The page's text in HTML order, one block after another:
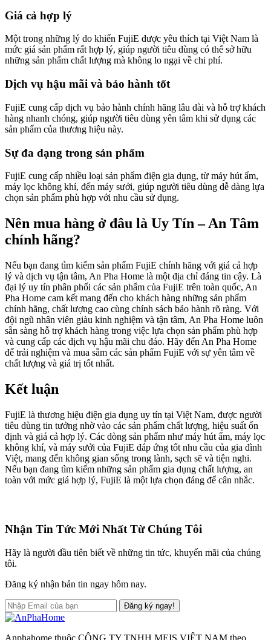
Giá cả hợp lý
Một trong những lý do khiến FujiE được yêu thích tại Việt Nam là
mức giá sản phẩm rất hợp lý, giúp người tiêu dùng có thể sở hữu
những sản phẩm chất lượng mà không lo ngại về chi phí.
Dịch vụ hậu mãi và bảo hành tốt
FujiE cung cấp dịch vụ bảo hành chính hãng lâu dài và hỗ trợ khách
hàng nhanh chóng, giúp người tiêu dùng yên tâm khi sử dụng các
sản phẩm của thương hiệu này.
Sự đa dạng trong sản phẩm
FujiE cung cấp nhiều loại sản phẩm điện gia dụng, từ máy hút ẩm,
máy lọc không khí, đến máy sưởi, giúp người tiêu dùng dễ dàng lựa
chọn sản phẩm phù hợp với nhu cầu sử dụng.
Nên mua hàng ở đâu là Uy Tín – An Tâm
chính hãng?
Nếu bạn đang tìm kiếm sản phẩm FujiE chính hãng với giá cả hợp
lý và dịch vụ tận tâm, An Pha Home là một địa chỉ đáng tin cậy. Là
đại lý uy tín phân phối các sản phẩm của FujiE trên toàn quốc, An
Pha Home cam kết mang đến cho khách hàng những sản phẩm
chính hãng, chất lượng cao cùng chính sách bảo hành rõ ràng. Với
đội ngũ nhân viên giàu kinh nghiệm và tận tâm, An Pha Home luôn
sẵn sàng hỗ trợ khách hàng trong việc lựa chọn sản phẩm phù hợp
và cung cấp các dịch vụ hậu mãi chu đáo. Hãy đến An Pha Home
để trải nghiệm và mua sắm các sản phẩm FujiE với sự yên tâm về
chất lượng và giá trị tốt nhất.
Kết luận
FujiE là thương hiệu điện gia dụng uy tín tại Việt Nam, được người
tiêu dùng tin tưởng nhờ vào các sản phẩm chất lượng, hiệu suất ổn
định và giá cả hợp lý. Các dòng sản phẩm như máy hút ẩm, máy lọc
không khí, và máy sưởi của FujiE đáp ứng tốt nhu cầu của gia đình
Việt, mang đến không gian sống trong lành, sạch sẽ và tiện nghi.
Nếu bạn đang tìm kiếm những sản phẩm gia dụng chất lượng, an
toàn với mức giá hợp lý, FujiE là một lựa chọn đáng để cân nhắc.
Nhận Tin Tức Mới Nhất Từ Chúng Tôi
Hãy là người đầu tiên biết về những tin tức, khuyến mãi của chúng
tôi.
Đăng ký nhận bản tin ngay hôm nay.
Đăng ký ngay!
Anphahome thuộc CÔNG TY TNHH MEIS VIỆT NAM theo